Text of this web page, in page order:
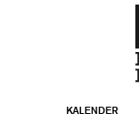
KALENDER